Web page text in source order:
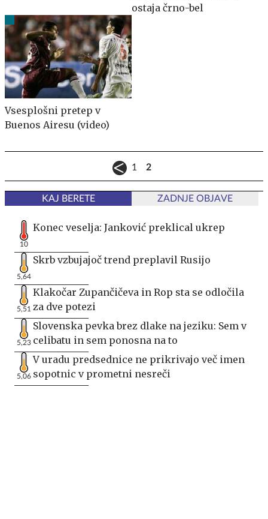
ostaja črno-bel
Vsesplošni pretep v
Buenos Airesu (video)
1 2
KAJ BERETE ZADNJE OBJAVE
10
Konec veselja: Janković preklical ukrep
5,64
Skrb vzbujajoč trend preplavil Rusijo
5,51
Klakočar Zupančičeva in Rop sta se odločila
za dve potezi
5,23
Slovenska pevka brez dlake na jeziku: Sem v
celibatu in sem ponosna na to
5,06
V uradu predsednice ne prikrivajo več imen
sopotnic v prometni nesreči